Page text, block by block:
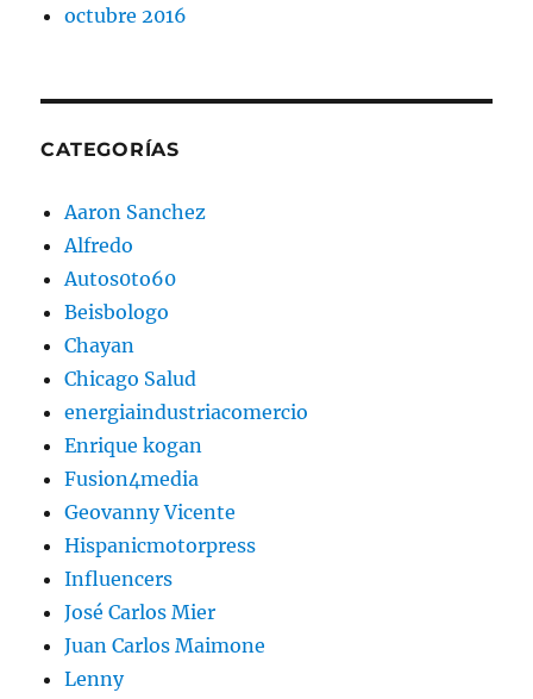
octubre 2016
CATEGORÍAS
Aaron Sanchez
Alfredo
Autos0to60
Beisbologo
Chayan
Chicago Salud
energiaindustriacomercio
Enrique kogan
Fusion4media
Geovanny Vicente
Hispanicmotorpress
Influencers
José Carlos Mier
Juan Carlos Maimone
Lenny